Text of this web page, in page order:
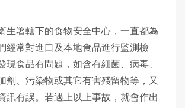
生署轄下的食物安全中心，一直都為
經常對進口及本地食品進行監測檢
現食品有問題，如含有細菌、病毒、
劑、污染物或其它有害殘留物等，又
訊有誤。若遇上以上事故，就會作出